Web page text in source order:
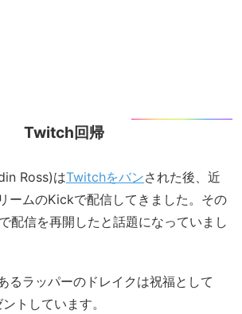
Twitch回帰
Ross)はTwitchをバンされた後、近
ームのKickで配信してきました。その
配信を再開したと話題になっていまし
るラッパーのドレイクは祝福として
トしています。